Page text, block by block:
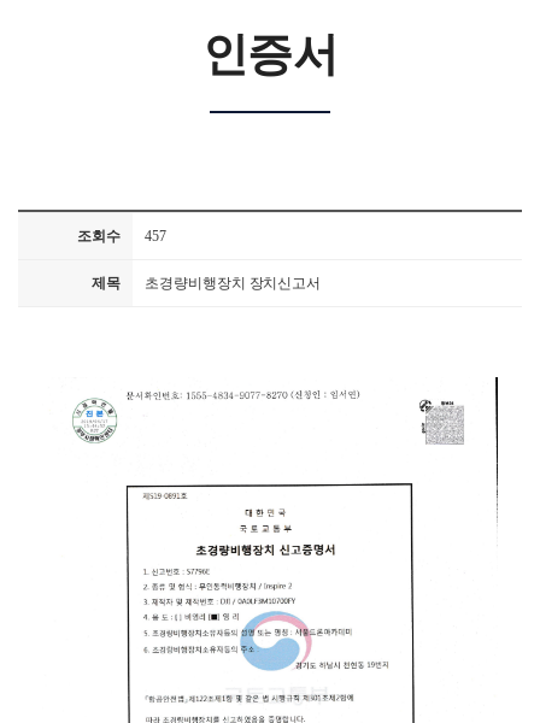
인증서
조회수 457
제목 초경량비행장치 장치신고서